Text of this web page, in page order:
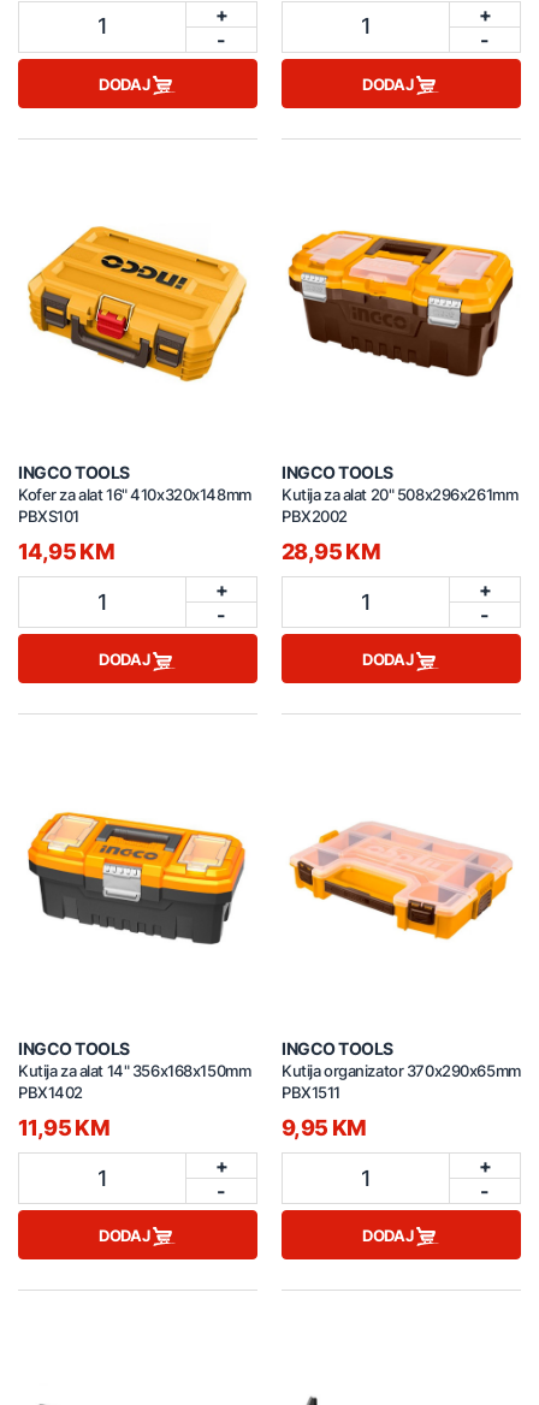
1
+
-
DODAJ
1
+
-
DODAJ
INGCO TOOLS
Kofer za alat 16" 410x320x148mm
PBXS101
14,95 KM
1
+
-
DODAJ
INGCO TOOLS
Kutija za alat 20" 508x296x261mm
PBX2002
28,95 KM
1
+
-
DODAJ
INGCO TOOLS
Kutija za alat 14" 356x168x150mm
PBX1402
11,95 KM
1
+
-
DODAJ
INGCO TOOLS
Kutija organizator 370x290x65mm
PBX1511
9,95 KM
1
+
-
DODAJ